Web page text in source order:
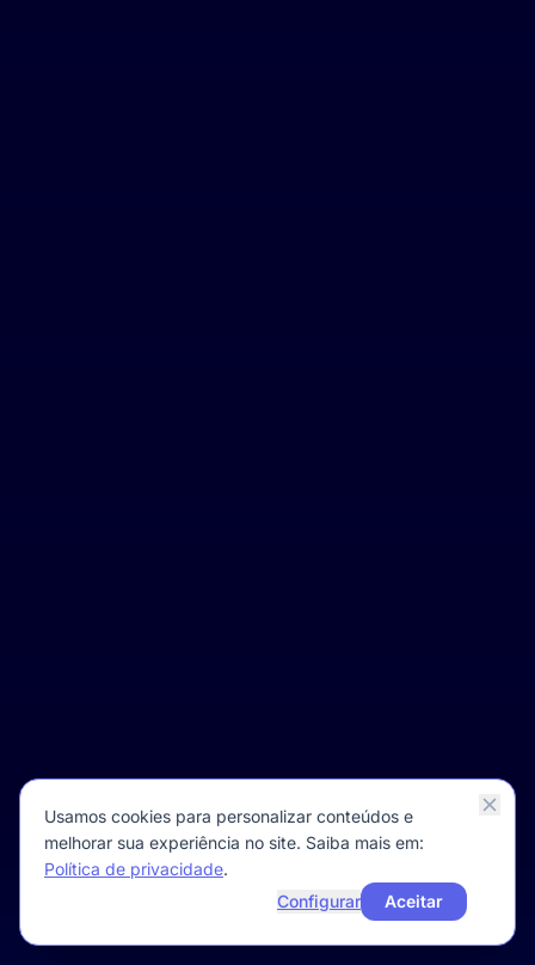
Usamos cookies para personalizar conteúdos e
melhorar sua experiência no site. Saiba mais em:
Política de privacidade.
Configurar
Aceitar